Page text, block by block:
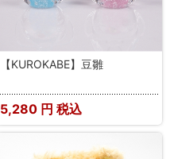
【KUROKABE】豆雛
5,280 円 税込